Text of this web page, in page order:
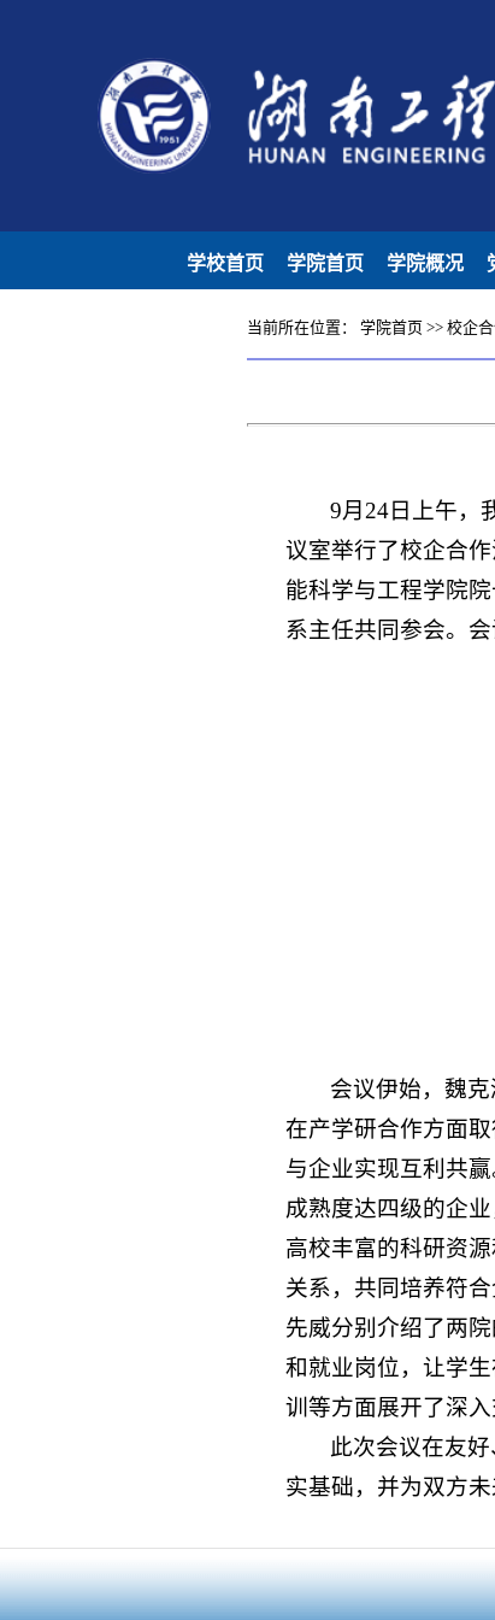
学校首页 学院首页 学院概况
当前所在位置： 学院首页>> 校企
9月24日上午，
议室举行了校企合
能科学与工程学院
系主任共同参会。会
会议伊始，魏
在产学研合作方面
与企业实现互利共
成熟度达四级的企
高校丰富的科研资
关系，共同培养符
先威分别介绍了两
和就业岗位，让学
训等方面展开了深入
此次会议在友
实基础，并为双方